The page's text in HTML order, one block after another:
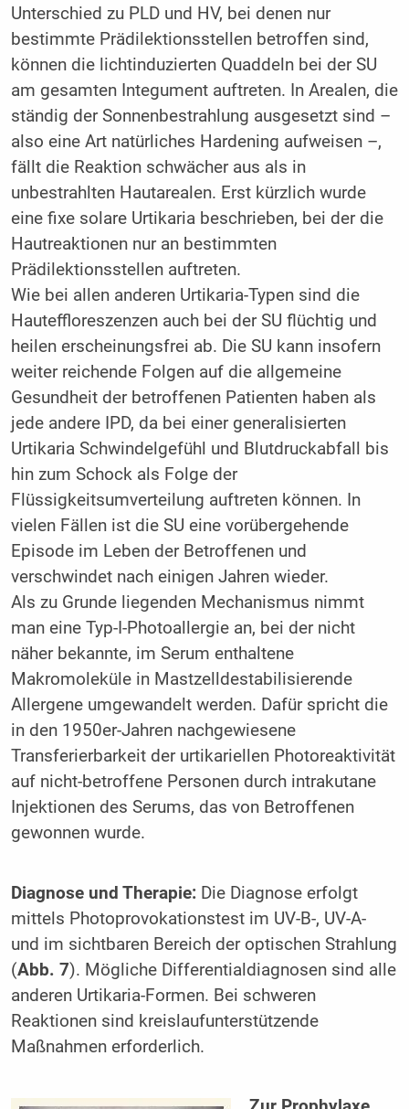
Unterschied zu PLD und HV, bei denen nur
bestimmte Prädilektionsstellen betroffen sind,
können die lichtinduzierten Quaddeln bei der SU
am gesamten Integument auftreten. In Arealen, die
ständig der Sonnenbestrahlung ausgesetzt sind –
also eine Art natürliches Hardening aufweisen –,
fällt die Reaktion schwächer aus als in
unbestrahlten Hautarealen. Erst kürzlich wurde
eine fixe solare Urtikaria beschrieben, bei der die
Hautreaktionen nur an bestimmten
Prädilektionsstellen auftreten.
Wie bei allen anderen Urtikaria-Typen sind die
Hauteffloreszenzen auch bei der SU flüchtig und
heilen erscheinungsfrei ab. Die SU kann insofern
weiter reichende Folgen auf die allgemeine
Gesundheit der betroffenen Patienten haben als
jede andere IPD, da bei einer generalisierten
Urtikaria Schwindelgefühl und Blutdruckabfall bis
hin zum Schock als Folge der
Flüssigkeitsumverteilung auftreten können. In
vielen Fällen ist die SU eine vorübergehende
Episode im Leben der Betroffenen und
verschwindet nach einigen Jahren wieder.
Als zu Grunde liegenden Mechanismus nimmt
man eine Typ-I-Photoallergie an, bei der nicht
näher bekannte, im Serum enthaltene
Makromoleküle in Mastzelldestabilisierende
Allergene umgewandelt werden. Dafür spricht die
in den 1950er-Jahren nachgewiesene
Transferierbarkeit der urtikariellen Photoreaktivität
auf nicht-betroffene Personen durch intrakutane
Injektionen des Serums, das von Betroffenen
gewonnen wurde.
Diagnose und Therapie: Die Diagnose erfolgt
mittels Photoprovokationstest im UV-B-, UV-A-
und im sichtbaren Bereich der optischen Strahlung
(Abb. 7). Mögliche Differentialdiagnosen sind alle
anderen Urtikaria-Formen. Bei schweren
Reaktionen sind kreislaufunterstützende
Maßnahmen erforderlich.